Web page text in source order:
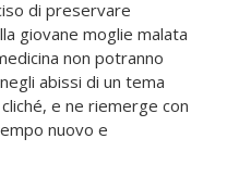
di preservare
giovane moglie malata
non potranno
abissi di un tema
e ne riemerge con
nuovo e